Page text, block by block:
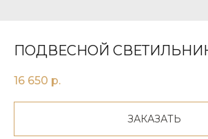
ПОДВЕСНОЙ СВЕТИЛЬНИК
16 650 р.
ЗАКАЗАТЬ